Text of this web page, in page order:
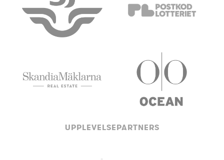
UPPLEVELSEPARTNERS